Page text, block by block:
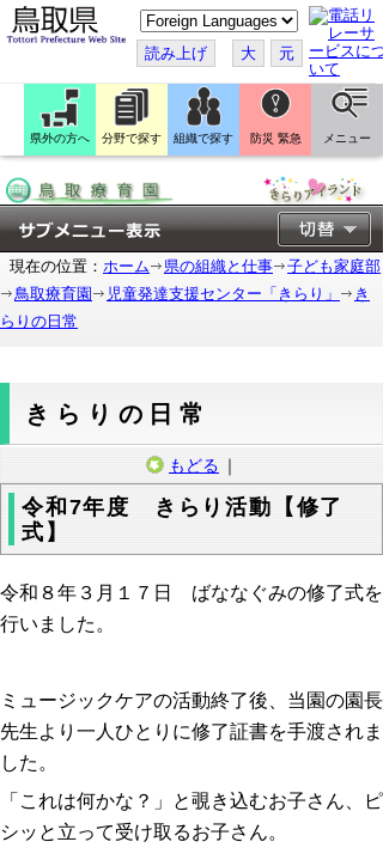
こ
の
ペ
ー
ジ
翻
訳
す
読み上げ 大 元
県外の方へ 分野で探す 組織で探す 防災 緊急 メニュー
現在の位置： ホーム 県の組織と仕事
子ども家庭部
鳥取療育園
児童発達支援センター「きらり」
き
らりの日常
きらりの日常
もどる ｜
令和7年度 きらり活動【修了
式】
令和８年３月１７日 ばななぐみの修了式を
行いました。
ミュージックケアの活動終了後、当園の園長
先生より一人ひとりに修了証書を手渡されま
した。
「これは何かな？」と覗き込むお子さん、ピ
シッと立って受け取るお子さん。